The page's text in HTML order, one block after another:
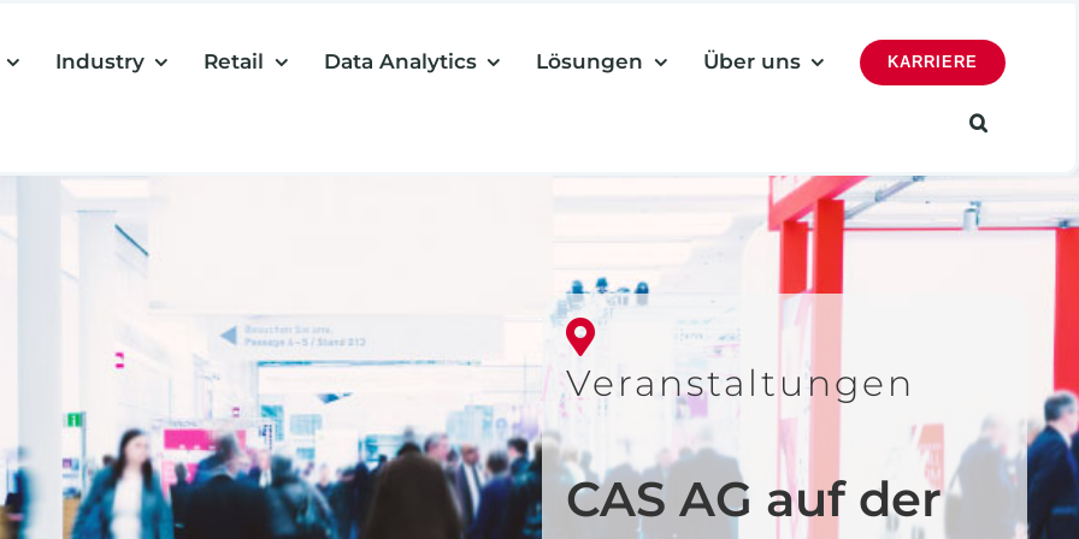
Industry Retail Data Analytics Lösungen Über uns KARRIERE
Veranstaltungen
CAS AG auf der